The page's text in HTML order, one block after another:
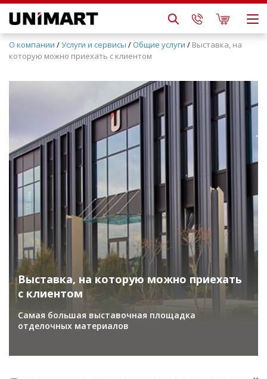
О компании /Услуги и сервисы /Общие услуги / Выставка, на
которую можно приехать с клиентом
Выставка, на которую можно приехать
с клиентом
Самая большая выставочная площадка
отделочных материалов